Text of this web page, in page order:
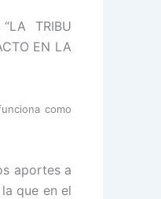
TRIBU
EN LA
como
aportes a
que en el